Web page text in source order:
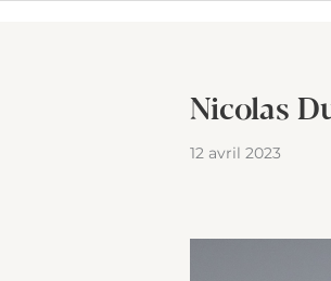
Nicolas
12 avril 2023